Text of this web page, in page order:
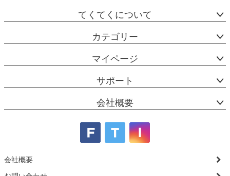
てくてくについて
カテゴリー
マイページ
サポート
会社概要
会社概要